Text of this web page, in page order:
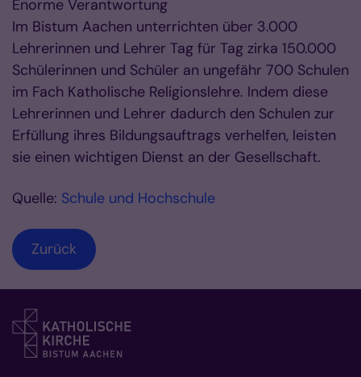
Enorme Verantwortung
Im Bistum Aachen unterrichten über 3.000
Lehrerinnen und Lehrer Tag für Tag zirka 150.000
Schülerinnen und Schüler an ungefähr 700 Schulen
im Fach Katholische Religionslehre. Indem diese
Lehrerinnen und Lehrer dadurch den Schulen zur
Erfüllung ihres Bildungsauftrags verhelfen, leisten
sie einen wichtigen Dienst an der Gesellschaft.
Quelle: Schule und Hochschule
Zurück